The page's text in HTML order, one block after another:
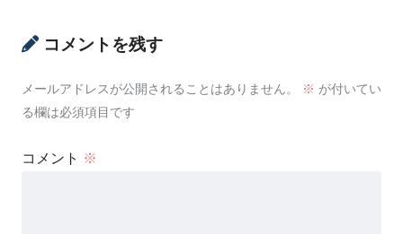
コメントを残す
メールアドレスが公開されることはありません。 ※ が付いてい
る欄は必須項目です
コメント ※